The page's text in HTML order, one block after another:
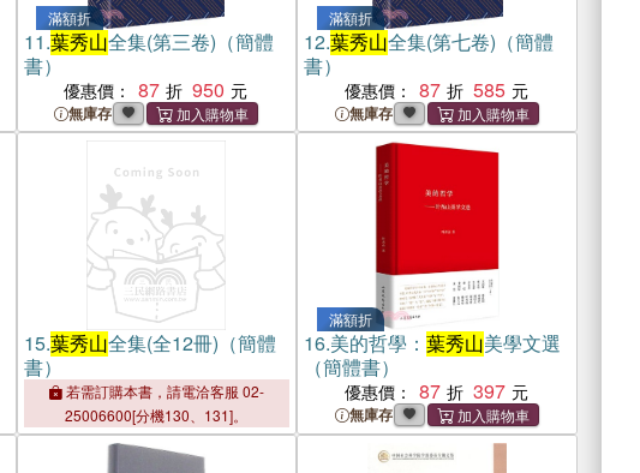
滿額折
11.葉秀山全集(第三卷)（簡體
書）
優惠價： 87 950
無庫存
滿額折
12.葉秀山全集(第七卷)（簡體
書）
優惠價： 87 585
無庫存
15.葉秀山全集(全12冊)（簡體
書）
若需訂購本書，請電洽客服 02-
25006600[分機130、131]。
滿額折
16.美的哲學：葉秀山美學文選
（簡體書）
優惠價： 87 397
無庫存